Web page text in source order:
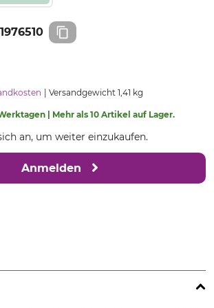
Versandgewicht 1,41 kg
| Mehr als 10 Artikel auf Lager.
an, um weiter einzukaufen.
Anmelden